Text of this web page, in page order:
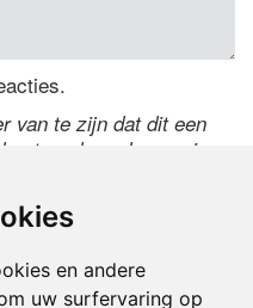
en andere
uw surfervaring op
van te zijn dat dit een
code over in